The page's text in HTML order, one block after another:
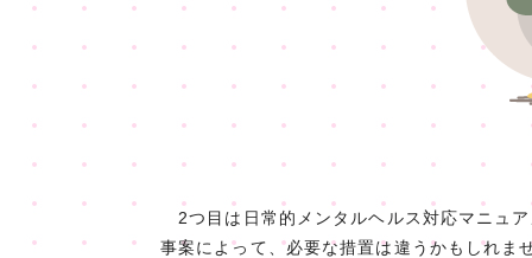
2つ目は日常的メンタルヘルス対応マニュ
事案によって、必要な措置は違うかもしれま